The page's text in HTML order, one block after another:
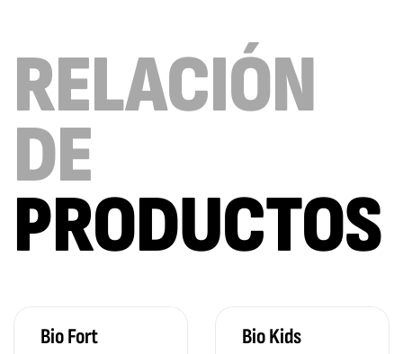
RELACIÓN
DE
PRODUCTOS
Bio Fort Bio Kids